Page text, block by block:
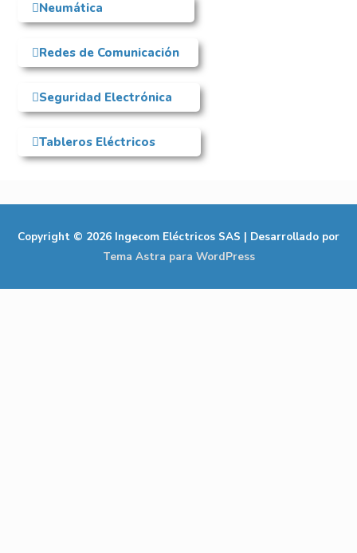
Neumática
Redes de Comunicación
Seguridad Electrónica
Tableros Eléctricos
Copyright © 2026 Ingecom Eléctricos SAS | Desarrollado por
Tema Astra para WordPress